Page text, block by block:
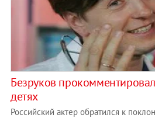
Безруков
детях
Российский актер обратился к